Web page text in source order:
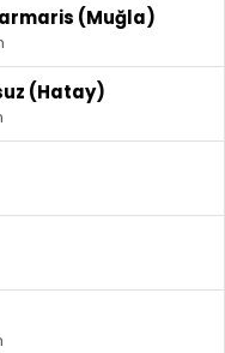
(Muğla)
(Hatay)